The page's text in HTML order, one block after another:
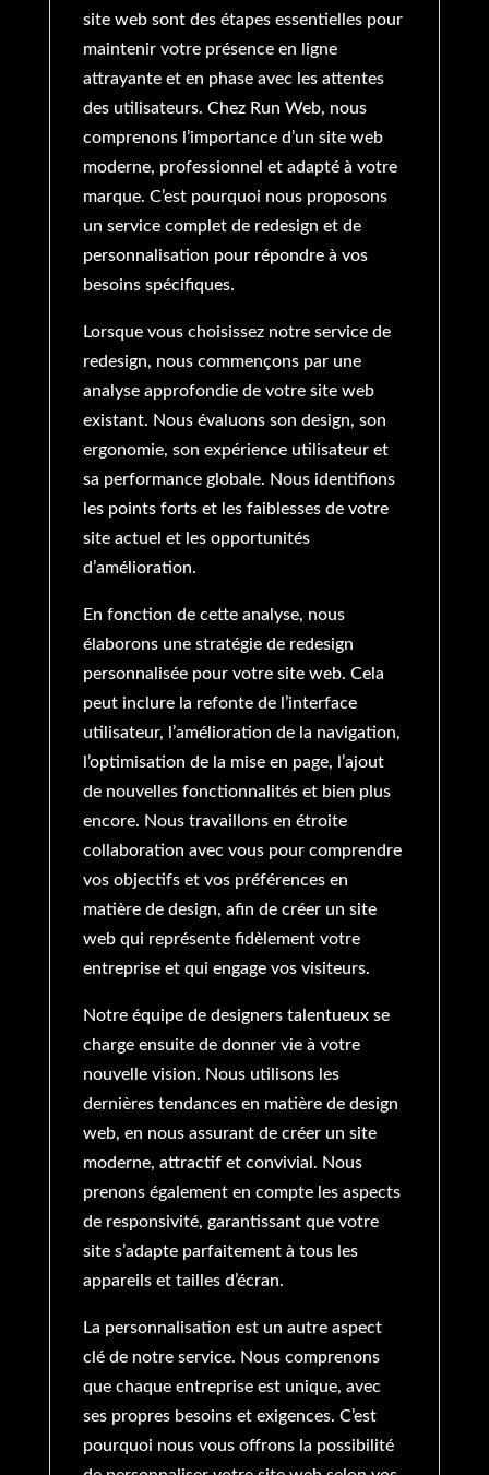
site web sont des étapes essentielles pour
maintenir votre présence en ligne
attrayante et en phase avec les attentes
des utilisateurs. Chez Run Web, nous
comprenons l’importance d’un site web
moderne, professionnel et adapté à votre
marque. C’est pourquoi nous proposons
un service complet de redesign et de
personnalisation pour répondre à vos
besoins spécifiques.
Lorsque vous choisissez notre service de
redesign, nous commençons par une
analyse approfondie de votre site web
existant. Nous évaluons son design, son
ergonomie, son expérience utilisateur et
sa performance globale. Nous identifions
les points forts et les faiblesses de votre
site actuel et les opportunités
d’amélioration.
En fonction de cette analyse, nous
élaborons une stratégie de redesign
personnalisée pour votre site web. Cela
peut inclure la refonte de l’interface
utilisateur, l’amélioration de la navigation,
l’optimisation de la mise en page, l’ajout
de nouvelles fonctionnalités et bien plus
encore. Nous travaillons en étroite
collaboration avec vous pour comprendre
vos objectifs et vos préférences en
matière de design, afin de créer un site
web qui représente fidèlement votre
entreprise et qui engage vos visiteurs.
Notre équipe de designers talentueux se
charge ensuite de donner vie à votre
nouvelle vision. Nous utilisons les
dernières tendances en matière de design
web, en nous assurant de créer un site
moderne, attractif et convivial. Nous
prenons également en compte les aspects
de responsivité, garantissant que votre
site s’adapte parfaitement à tous les
appareils et tailles d’écran.
La personnalisation est un autre aspect
clé de notre service. Nous comprenons
que chaque entreprise est unique, avec
ses propres besoins et exigences. C’est
pourquoi nous vous offrons la possibilité